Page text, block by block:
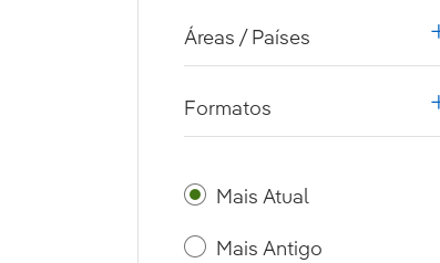
Áreas / Países
Formatos
Mais Atual
Mais Antigo